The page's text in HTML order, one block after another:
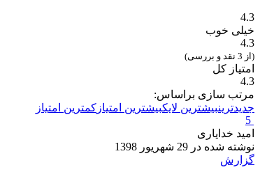
4.3
خیلی خوب
4.3
(از 3 نقد و بررسی)
امتیاز کل
4.3
مرتب سازی براساس:
جدیدترینبیشترین لایکبیشترین امتیاز کمترین امتیاز
5
امید خدایاری
نوشته شده در 29 شهریور 1398
گزارش